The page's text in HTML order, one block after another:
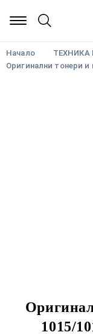
Начало ТЕХНИКА
Оригинални тонери и
1015/